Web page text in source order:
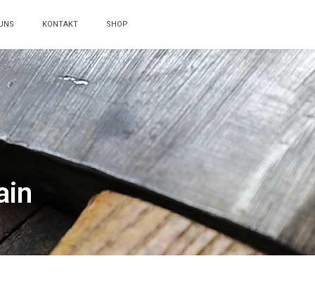
KONTAKT SHOP